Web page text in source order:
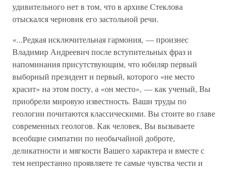
удивительного нет в том, что в архиве Стеклова
отыскался черновик его застольной речи.
«...Редкая исключительная гармония, — произнес
Владимир Андреевич после вступительных фраз и
напоминания присутствующим, что юбиляр первый
выборный президент и первый, которого «не место
красит» на этом посту, а «он место», — как ученый, Вы
приобрели мировую известность. Ваши труды по
геологии почитаются классическими. Вы стоите во главе
современных геологов. Как человек, Вы вызываете
всеобщие симпатии по необычайной доброте,
деликатности и мягкости Вашего характера и вместе с
тем непрестанно проявляете те самые чувства чести и